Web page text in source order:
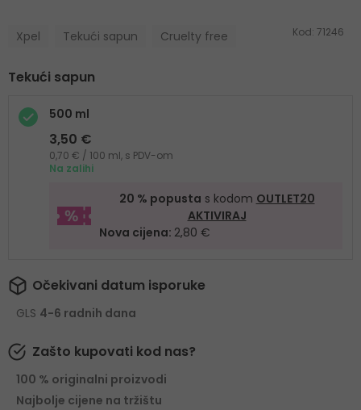
Xpel Tekući sapun Cruelty free Kod: 71246
Tekući sapun
500 ml
3,50 €
0,70 € / 100 ml, s PDV-om
Na zalihi
20 % popusta s kodom OUTLET20
AKTIVIRAJ
Nova cijena: 2,80 €
Očekivani datum isporuke
GLS 4-6 radnih dana
Zašto kupovati kod nas?
100 % originalni proizvodi
Najbolje cijene na tržištu